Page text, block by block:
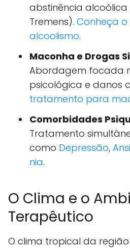
abstinência alcoólica
Tremens). Conheça
alcoolismo.
Maconha e Drogas
Abordagem focada
psicológica e danos
tratamento para
Comorbidades
Tratamento
como Depressão,
nia.
O Clima e o
Terapêutico
O clima tropical da